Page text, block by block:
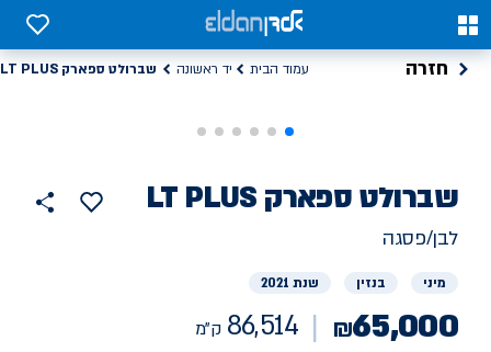
0
0
חזרה עמוד הבית יד ראשונה שברולט ספארק LT PLUS
רכב
יד
שברולטספארק LT PLUS
86514
הוסף
למועדפים
לבן/פסגה
מיני בנזין שנת 2021
₪65,000
86,514 ק"מ